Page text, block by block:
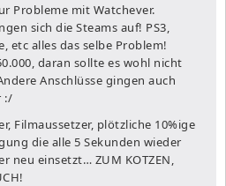
Probleme mit Watchever.
sich die Steams auf! PS3,
etc alles das selbe Problem!
daran sollte es wohl nicht
Anschlüsse gingen auch
:/
Filmaussetzer, plötzliche 10%ige
die alle 5 Sekunden wieder
neu einsetzt… ZUM KOTZEN,